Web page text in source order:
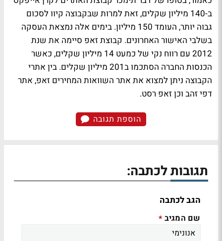
ב-140 מיליון שקלים, זאת למרות שבקבוצה קיוו לסכום
גבוה יותר, העומד 150 מיליון. בימים אלה נמצאת העסקה
בשלבי האישור האחרונים. קבוצת זאפ סיימה את שנת
2012 עם רווח נקי של כמעט 14 מיליון שקלים, כאשר
הכנסות החברה הסתכמו ב201 מיליון שקלים. בין אתרי
הקבוצה ניתן למצוא את אתר השוואות המחירים זאפ, אתר
דפי זהב וכן זאפ רסט.
הוספת תגובה
תגובות לכתבה:
הגב לכתבה
שם המגיב *